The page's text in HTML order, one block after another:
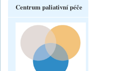
Centrum paliativní péče